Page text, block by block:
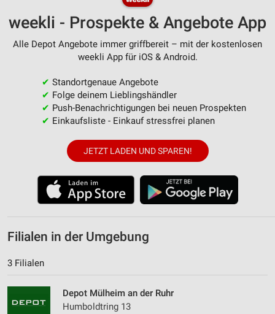
weekli - Prospekte & Angebote App
Alle Depot Angebote immer griffbereit – mit der kostenlosen
weekli App für iOS & Android.
✔ Standortgenaue Angebote
✔ Folge deinem Lieblingshändler
✔ Push-Benachrichtigungen bei neuen Prospekten
✔ Einkaufsliste - Einkauf stressfrei planen
JETZT LADEN UND SPAREN!
Filialen in der Umgebung
3 Filialen
Depot Mülheim an der Ruhr
Humboldtring 13